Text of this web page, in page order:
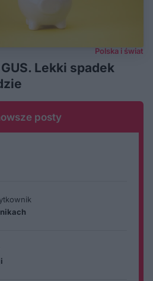
Polska i świat
Lekki spadek
posty